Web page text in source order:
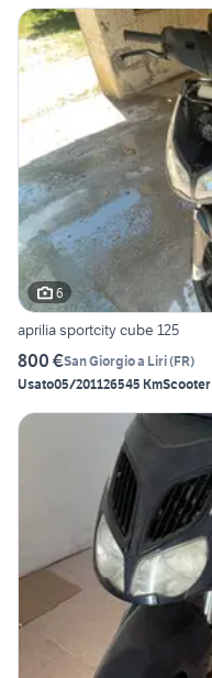
6
aprilia sportcity cube 125
800 €San Giorgio a Liri(FR)
Usato05/201126545 KmScooter